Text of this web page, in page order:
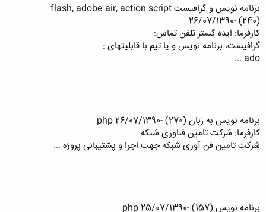
برنامه نویس و گرافیست flash, adobe air, action script
26/07/1390- (240)
کارفرما: ایده گستر تلفن تماس:
گرافیست، برنامه نویس و یا تیم با قابلیتهای :
ado ...
برنامه نویس به زبان php 26/07/1390- (270)
کارفرما: شرکت تامین فناوری شبکه
شرکت تامین فن آوری شبکه جهت اجرا و پشتیبانی پروژه ...
برنامه نویس php 25/07/1390- (157)